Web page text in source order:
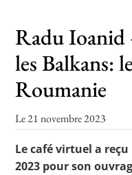
Les
Lettre
Radu Ioanid
les Balkans:
Roumanie
Le 21 novembre 2023
Le café virtuel a reçu
2023 pour son